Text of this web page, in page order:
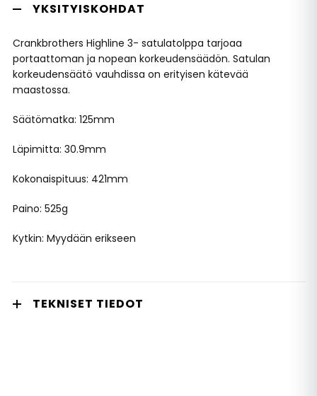
YKSITYISKOHDAT
Crankbrothers Highline 3- satulatolppa tarjoaa
portaattoman ja nopean korkeudensäädön. Satulan
korkeudensäätö vauhdissa on erityisen kätevää
maastossa.
Säätömatka: 125mm
Läpimitta: 30.9mm
Kokonaispituus: 421mm
Paino: 525g
Kytkin: Myydään erikseen
TEKNISET TIEDOT